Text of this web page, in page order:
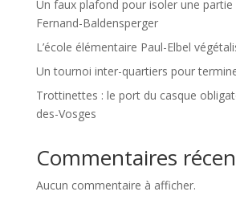
Un faux plafond pour isoler une partie
Fernand-Baldensperger
L’école élémentaire Paul-Elbel
Un tournoi inter-quartiers pour
Trottinettes : le port du casque
des-Vosges
Commentaires
Aucun commentaire à afficher.